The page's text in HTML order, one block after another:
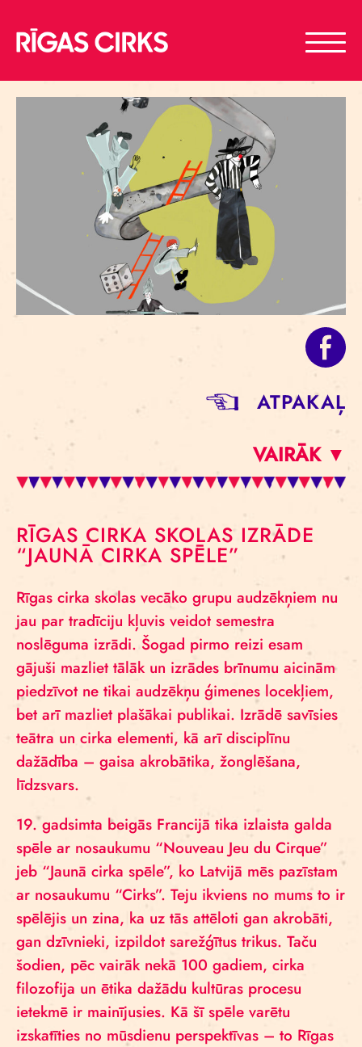
ATPAKAĻ
VAIRĀK ▼
RĪGAS CIRKA SKOLAS IZRĀDE
“JAUNĀ CIRKA SPĒLE”
Rīgas cirka skolas vecāko grupu audzēkņiem nu
jau par tradīciju kļuvis veidot semestra
noslēguma izrādi. Šogad pirmo reizi esam
gājuši mazliet tālāk un izrādes brīnumu aicinām
piedzīvot ne tikai audzēkņu ģimenes locekļiem,
bet arī mazliet plašākai publikai. Izrādē savīsies
teātra un cirka elementi, kā arī disciplīnu
dažādība – gaisa akrobātika, žonglēšana,
līdzsvars.
19. gadsimta beigās Francijā tika izlaista galda
spēle ar nosaukumu “Nouveau Jeu du Cirque”
jeb “Jaunā cirka spēle”, ko Latvijā mēs pazīstam
ar nosaukumu “Cirks”. Teju ikviens no mums to ir
spēlējis un zina, ka uz tās attēloti gan akrobāti,
gan dzīvnieki, izpildot sarežģītus trikus. Taču
šodien, pēc vairāk nekā 100 gadiem, cirka
filozofija un ētika dažādu kultūras procesu
ietekmē ir mainījusies. Kā šī spēle varētu
izskatīties no mūsdienu perspektīvas – to Rīgas